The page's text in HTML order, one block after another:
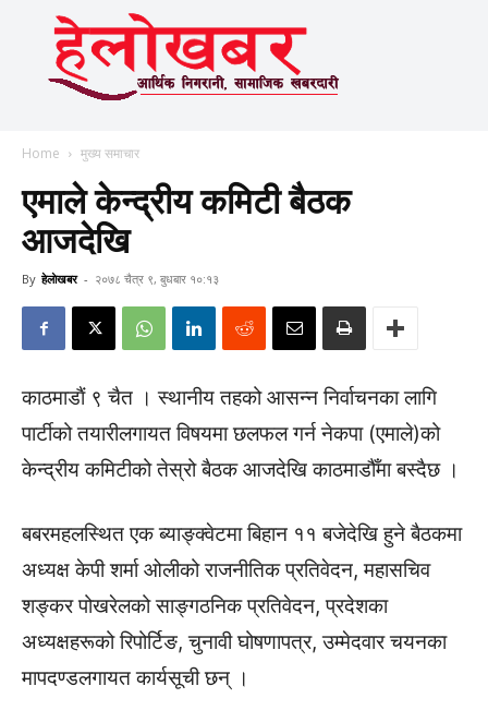
Home मुख्य समाचार
एमाले केन्द्रीय कमिटी बैठक
आजदेखि
By हेलाेखबर - २०७८ चैत्र ९, बुधबार १०:१३
काठमाडाैं ९ चैत । स्थानीय तहको आसन्न निर्वाचनका लागि
पार्टीको तयारीलगायत विषयमा छलफल गर्न नेकपा (एमाले)को
केन्द्रीय कमिटीको तेस्रो बैठक आजदेखि काठमाडौँमा बस्दैछ ।
बबरमहलस्थित एक ब्याङ्क्वेटमा बिहान ११ बजेदेखि हुने बैठकमा
अध्यक्ष केपी शर्मा ओलीको राजनीतिक प्रतिवेदन, महासचिव
शङ्कर पोखरेलको साङ्गठनिक प्रतिवेदन, प्रदेशका
अध्यक्षहरूको रिपोर्टिङ, चुनावी घोषणापत्र, उम्मेदवार चयनका
मापदण्डलगायत कार्यसूची छन् ।